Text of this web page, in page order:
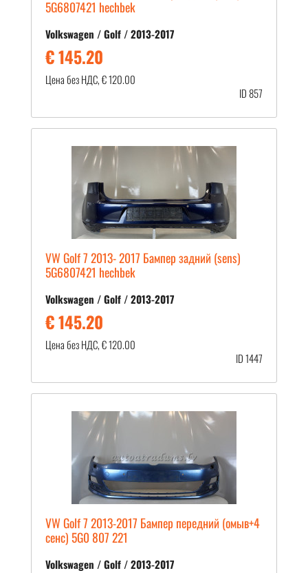
5G6807421 hechbek
Volkswagen / Golf / 2013-2017
€ 145.20
Цена без НДС, € 120.00
ID 857
VW Golf 7 2013- 2017 Бампер задний (sens)
5G6807421 hechbek
Volkswagen / Golf / 2013-2017
€ 145.20
Цена без НДС, € 120.00
ID 1447
VW Golf 7 2013-2017 Бампер передний (омыв+4
сенс) 5G0 807 221
Volkswagen / Golf / 2013-2017